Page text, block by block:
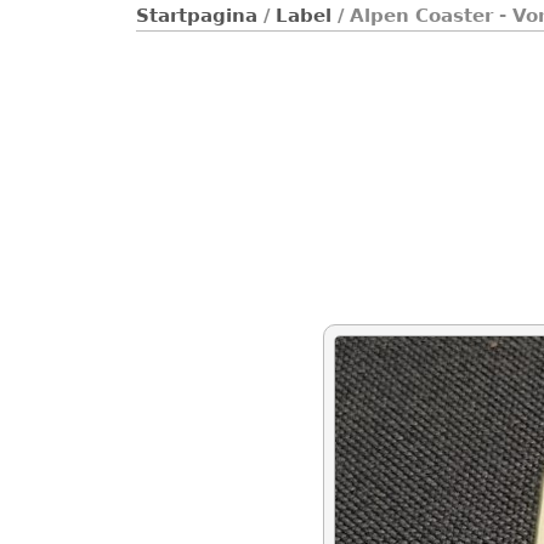
Startpagina / Label / Alpen Coaster -